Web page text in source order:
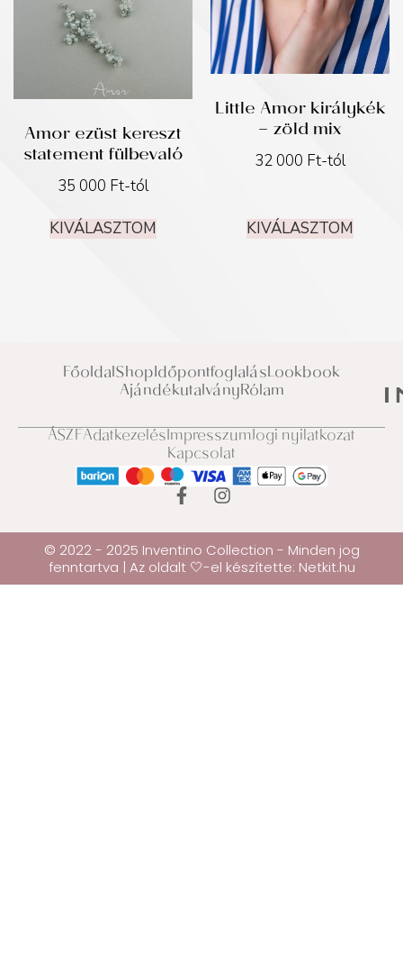
Amor ezüst kereszt
statement fülbevaló
35 000 Ft-tól
KIVÁLASZTOM
Little Amor királykék
– zöld mix
32 000 Ft-tól
KIVÁLASZTOM
FőoldalShopIdőpontfoglalásLookbook
AjándékutalványRólam
ÁSZFAdatkezelésImpresszumJogi nyilatkozat
Kapcsolat
© 2022 - 2025 Inventino Collection - Minden jog
fenntartva | Az oldalt 🤍-el készítette: Netkit.hu